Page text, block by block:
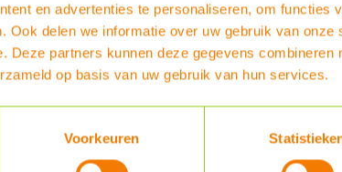
en advertenties te personaliseren, om functies
Ook delen we informatie over uw gebruik van
Deze partners kunnen deze gegevens combineren
op basis van uw gebruik van hun services.
Voorkeuren
Heb je al enige ervaring met dit product?
SCHRIJF EEN REVIEW
powered